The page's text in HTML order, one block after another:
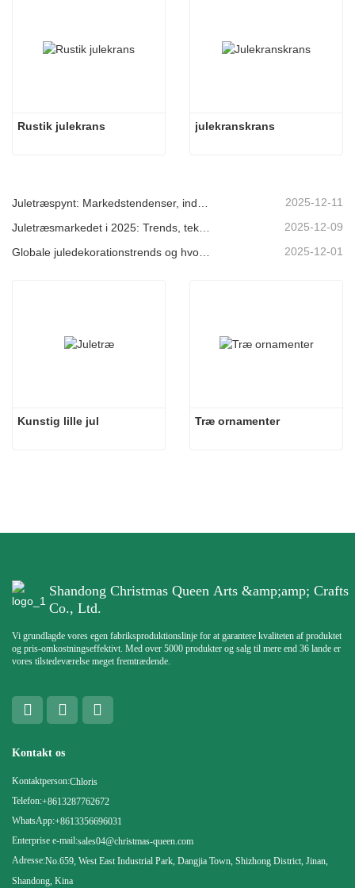
Rustik julekrans julekranskrans
2025-12-11
2025-12-09
Globale juledekorationstrends og hvorfor Christmas Queen fortsat fører an på markedet 2025-12-01
Kunstig lille jul Træ ornamenter
Shandong Christmas Queen Arts &amp;amp; Crafts
Co., Ltd.
Vi grundlagde vores egen fabriksproduktionslinje for at garantere kvaliteten af ​​produktet
og pris-omkostningseffektivt. Med over 5000 produkter og salg til mere end 36 lande er
vores tilstedeværelse meget fremtrædende.
Kontakt os
Kontaktperson:Chloris
Telefon:+8613287762672
WhatsApp:+8613356696031
Enterprise e-mail:sales04@christmas-queen.com
Adresse:No.659, West East Industrial Park, Dangjia Town, Shizhong District, Jinan,
Shandong, Kina